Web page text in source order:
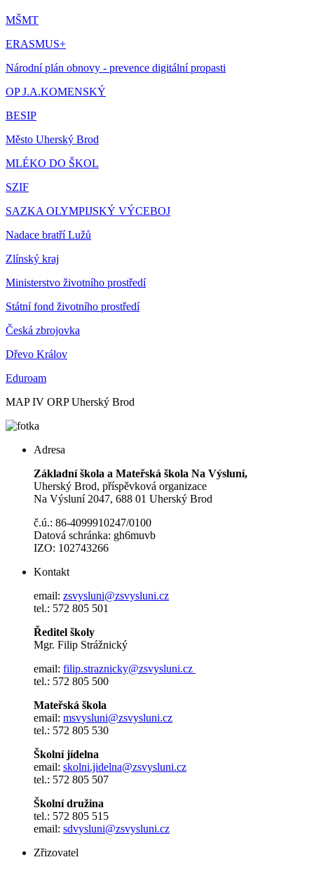
MŠMT
ERASMUS+
Národní plán obnovy - prevence digitální propasti
OP J.A.KOMENSKÝ
BESIP
Město Uherský Brod
MLÉKO DO ŠKOL
SZIF
SAZKA OLYMPIJSKÝ VÝCEBOJ
Nadace bratří Lužů
Zlínský kraj
Ministerstvo životního prostředí
Státní fond životního prostředí
Česká zbrojovka
Dřevo Králov
Eduroam
MAP IV ORP Uherský Brod
Adresa
Základní škola a Mateřská škola Na Výsluní,
Uherský Brod, příspěvková organizace
Na Výsluní 2047, 688 01 Uherský Brod
č.ú.: 86-4099910247/0100
Datová schránka: gh6muvb
IZO: 102743266
Kontakt
email: zsvysluni@zsvysluni.cz
tel.: 572 805 501
Ředitel školy
Mgr. Filip Strážnický
email: filip.straznicky@zsvysluni.cz
tel.: 572 805 500
Mateřská škola
email: msvysluni@zsvysluni.cz
tel.: 572 805 530
Školní jídelna
email: skolni.jidelna@zsvysluni.cz
tel.: 572 805 507
Školní družina
tel.: 572 805 515
email: sdvysluni@zsvysluni.cz
Zřizovatel